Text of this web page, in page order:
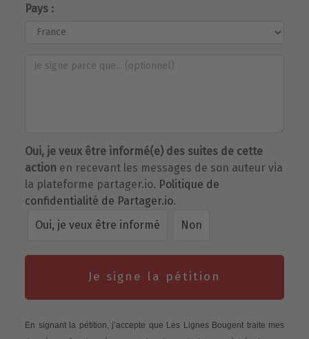
Pays :
Oui, je veux être informé(e) des suites de cette
action en recevant les messages de son auteur via
la plateforme partager.io. Politique de
confidentialité de Partager.io.
Oui, je veux être informé
Non
Je signe la pétition
En signant la pétition, j’accepte que Les Lignes Bougent traite mes